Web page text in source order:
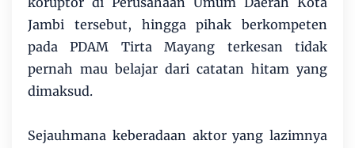
Jambi tersebut, hingga pihak berkompeten
pada PDAM Tirta Mayang terkesan tidak
pernah mau belajar dari catatan hitam yang
dimaksud.
Sejauhmana keberadaan aktor yang lazimnya